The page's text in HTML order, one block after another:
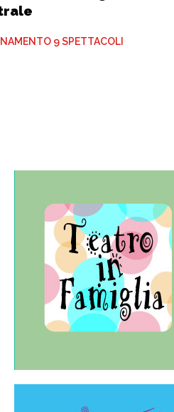
9 SPETTACOLI
Teatro in famiglia
Teatro In Famiglia è una
rassegna di teatro concepita
per far condividere e godere
del teatro all’intera famiglia.
Continua